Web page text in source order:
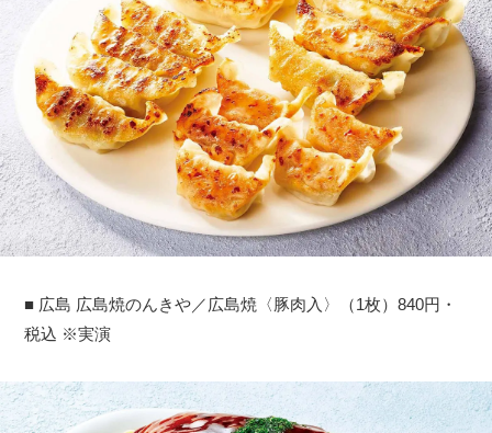
■ 広島 広島焼のんきや／広島焼〈豚肉入〉（1枚）840円・
税込 ※実演